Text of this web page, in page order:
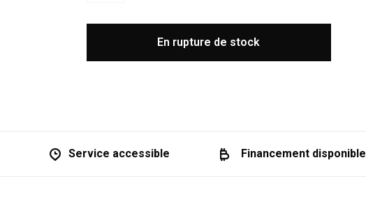
En rupture de stock
Service accessible Financement disponible